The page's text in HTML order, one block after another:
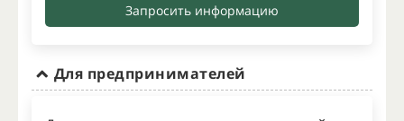
Запросить информацию
Для предпринимателей